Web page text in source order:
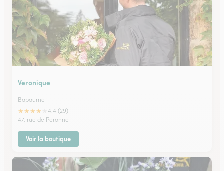
Veronique
Bapaume
★★★★
4.4 (29)
47, rue de Peronne
Voir la boutique